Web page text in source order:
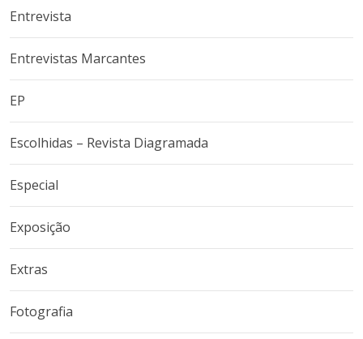
Entrevista
Entrevistas Marcantes
EP
Escolhidas – Revista Diagramada
Especial
Exposição
Extras
Fotografia